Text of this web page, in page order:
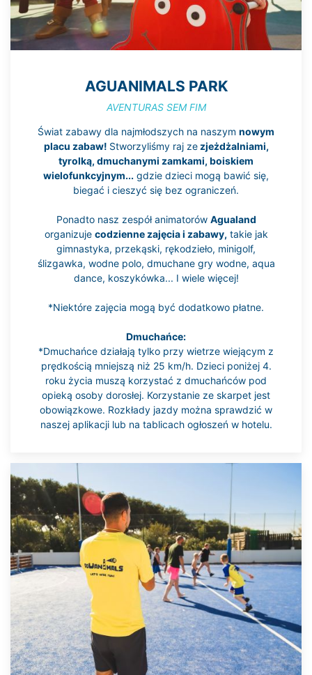
AGUANIMALS PARK
AVENTURAS SEM FIM
Świat zabawy dla najmłodszych na naszym nowym
placu zabaw! Stworzyliśmy raj zezjeżdżalniami,
tyrolką, dmuchanymi zamkami, boiskiem
wielofunkcyjnym... gdzie dzieci mogą bawić się,
biegać i cieszyć się bez ograniczeń.
Ponadto nasz zespół animatorów Agualand
organizuje codzienne zajęcia i zabawy, takie jak
gimnastyka, przekąski, rękodzieło, minigolf,
ślizgawka, wodne polo, dmuchane gry wodne, aqua
dance, koszykówka... I wiele więcej!
*Niektóre zajęcia mogą być dodatkowo płatne.
Dmuchańce:
*Dmuchańce działają tylko przy wietrze wiejącym z
prędkością mniejszą niż 25 km/h. Dzieci poniżej 4.
roku życia muszą korzystać z dmuchańców pod
opieką osoby dorosłej. Korzystanie ze skarpet jest
obowiązkowe. Rozkłady jazdy można sprawdzić w
naszej aplikacji lub na tablicach ogłoszeń w hotelu.